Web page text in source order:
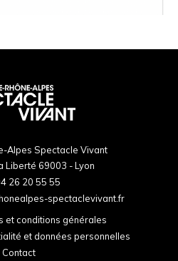
Alpes Spectacle Vivant
Liberté 69003 - Lyon
26 20 55 55
spectaclevivant.fr
et conditions générales
et données personnelles
Contact